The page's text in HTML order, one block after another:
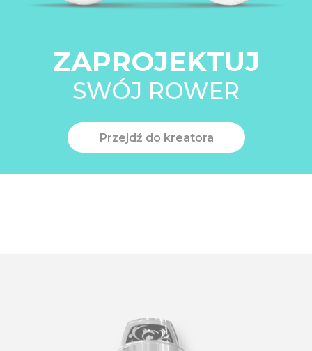
ZAPROJEKTUJ
SWÓJ ROWER
Przejdź do kreatora